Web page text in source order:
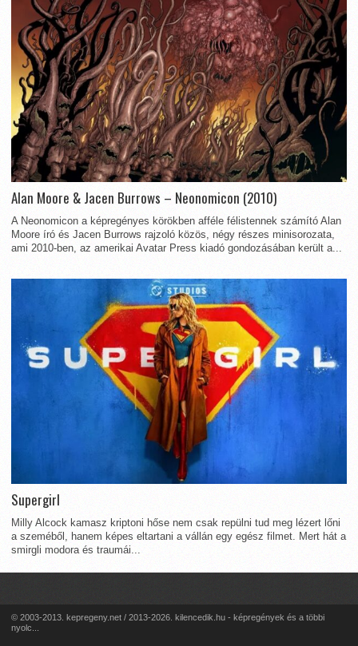
Alan Moore & Jacen Burrows – Neonomicon (2010)
A Neonomicon a képregényes körökben afféle félistennek számító Alan
Moore író és Jacen Burrows rajzoló közös, négy részes minisorozata,
ami 2010-ben, az amerikai Avatar Press kiadó gondozásában került a...
Supergirl
Milly Alcock kamasz kriptoni hőse nem csak repülni tud meg lézert lőni
a szeméből, hanem képes eltartani a vállán egy egész filmet. Mert hát a
smirgli modora és traumái...
© 2003-2013. kepregeny.net / 2013-2026. kilencedik.hu - képregények és a többi
nyolc...